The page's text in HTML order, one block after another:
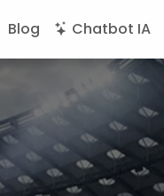
Blog Chatbot IA